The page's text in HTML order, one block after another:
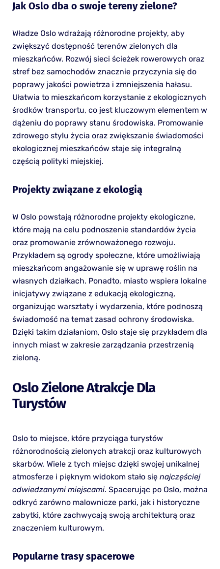
Jak Oslo dba o swoje tereny zielone?
Władze Oslo wdrażają różnorodne projekty, aby
zwiększyć dostępność terenów zielonych dla
mieszkańców. Rozwój sieci ścieżek rowerowych oraz
stref bez samochodów znacznie przyczynia się do
poprawy jakości powietrza i zmniejszenia hałasu.
Ułatwia to mieszkańcom korzystanie z ekologicznych
środków transportu, co jest kluczowym elementem w
dążeniu do poprawy stanu środowiska. Promowanie
zdrowego stylu życia oraz zwiększanie świadomości
ekologicznej mieszkańców staje się integralną
częścią polityki miejskiej.
Projekty związane z ekologią
W Oslo powstają różnorodne projekty ekologiczne,
które mają na celu podnoszenie standardów życia
oraz promowanie zrównoważonego rozwoju.
Przykładem są ogrody społeczne, które umożliwiają
mieszkańcom angażowanie się w uprawę roślin na
własnych działkach. Ponadto, miasto wspiera lokalne
inicjatywy związane z edukacją ekologiczną,
organizując warsztaty i wydarzenia, które podnoszą
świadomość na temat zasad ochrony środowiska.
Dzięki takim działaniom, Oslo staje się przykładem dla
innych miast w zakresie zarządzania przestrzenią
zieloną.
Oslo Zielone Atrakcje Dla
Turystów
Oslo to miejsce, które przyciąga turystów
różnorodnością zielonych atrakcji oraz kulturowych
skarbów. Wiele z tych miejsc dzięki swojej unikalnej
atmosferze i pięknym widokom stało się najczęściej
odwiedzanymi miejscami. Spacerując po Oslo, można
odkryć zarówno malownicze parki, jak i historyczne
zabytki, które zachwycają swoją architekturą oraz
znaczeniem kulturowym.
Popularne trasy spacerowe